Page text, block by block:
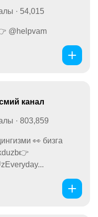
· 54,015
@helpvam
канал
· 803,859
👀 бизга